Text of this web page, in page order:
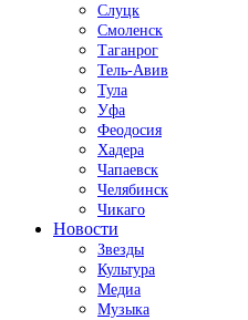
Слуцк
Смоленск
Таганрог
Тель-Авив
Тула
Уфа
Феодосия
Хадера
Чапаевск
Челябинск
Чикаго
Новости
Звезды
Культура
Медиа
Музыка